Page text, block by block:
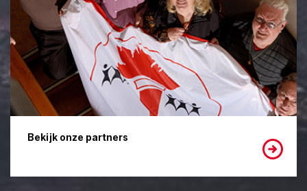
Bekijk onze partners